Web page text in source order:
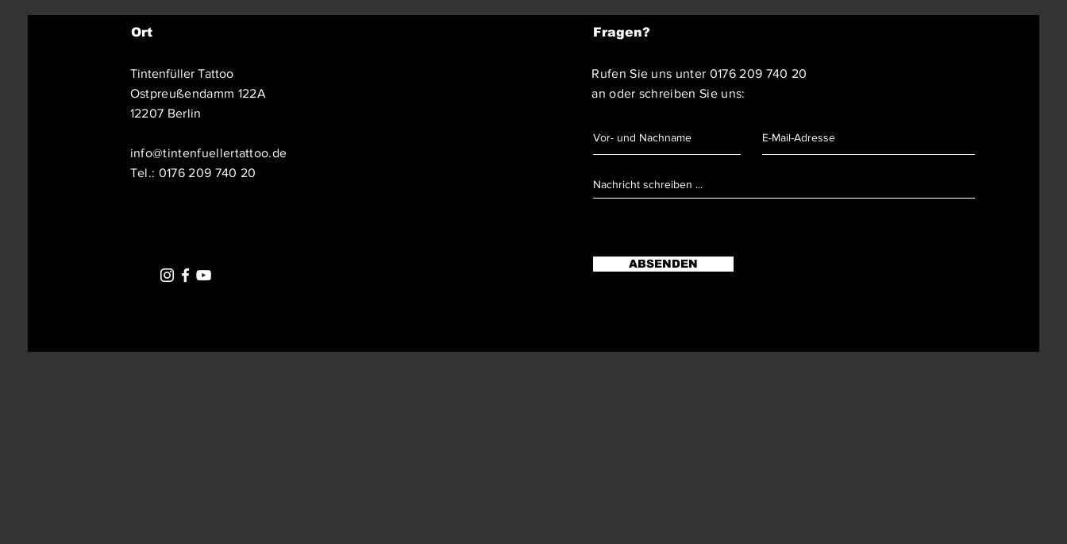
Ort
Tintenfüller Tattoo
Ostpreußendamm 122A
12207 Berlin
info@tintenfuellertattoo.de
Tel.: 0176 209 740 20
Fragen?
Rufen Sie uns unter 0176 209 740 20
an oder schreiben Sie uns:
ABSENDEN